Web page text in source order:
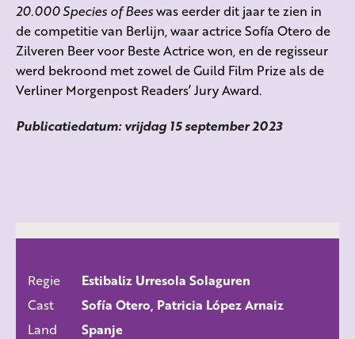
20.000 Species of Beeswas eerder dit jaar te zien in
de competitie van Berlijn, waar actrice Sofía Otero de
Zilveren Beer voor Beste Actrice won, en de regisseur
werd bekroond met zowel de Guild Film Prize als de
Verliner Morgenpost Readers’ Jury Award.
Publicatiedatum: vrijdag 15 september 2023
Regie
Estibaliz Urresola Solaguren
Cast
Sofía Otero, Patricia López Arnaiz
Land
Spanje